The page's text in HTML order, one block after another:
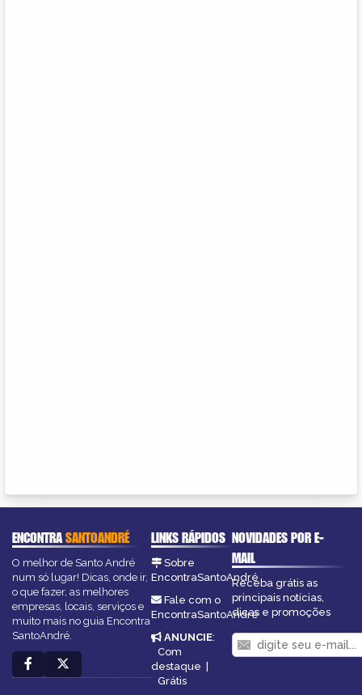
ENCONTRASANTOANDRÉ
O melhor de Santo André
num só lugar! Dicas, onde ir,
o que fazer, as melhores
empresas, locais, serviços e
muito mais no guia Encontra
SantoAndré.
LINKS RÁPIDOS
Sobre
EncontraSantoAndré
Fale com o
EncontraSantoAndré
ANUNCIE:
Com
destaque |
Grátis
NOVIDADES POR E-
MAIL
Receba grátis as
principais notícias,
dicas e promoções